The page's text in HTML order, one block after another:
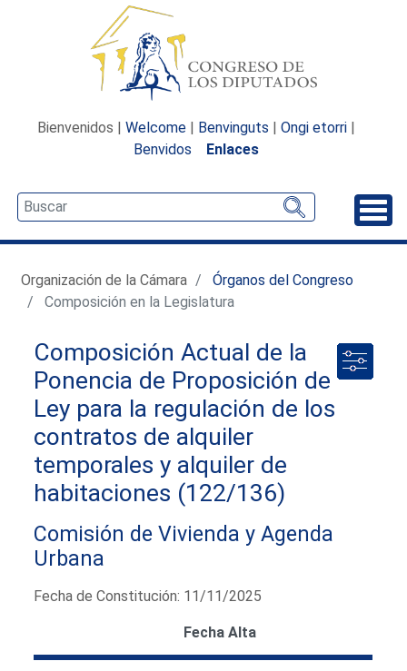
Bienvenidos | Welcome | Benvinguts | Ongi etorri |
Benvidos
Enlaces
Organización de la Cámara
Órganos del Congreso
Composición en la Legislatura
Composición Actual de la
Ponencia de Proposición de
Ley para la regulación de los
contratos de alquiler
temporales y alquiler de
habitaciones (122/136)
Comisión de Vivienda y Agenda
Urbana
Fecha de Constitución: 11/11/2025
Fecha Alta